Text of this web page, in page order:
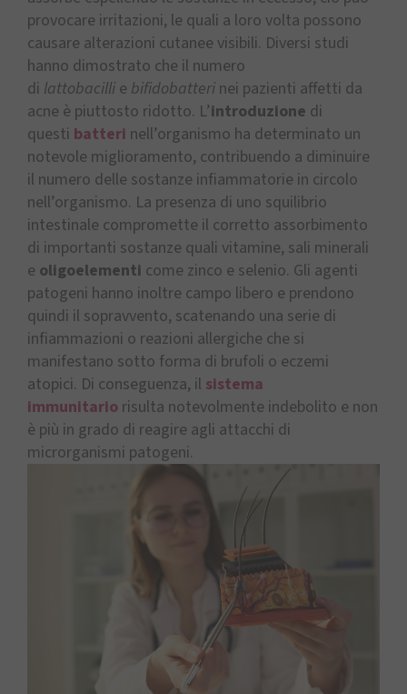
provocare irritazioni, le quali a loro volta possono
causare alterazioni cutanee visibili. Diversi studi
hanno dimostrato che il numero
di lattobacilli e bifidobatteri nei pazienti affetti da
acne è piuttosto ridotto. L’introduzione di
questi batteri nell’organismo ha determinato un
notevole miglioramento, contribuendo a diminuire
il numero delle sostanze infiammatorie in circolo
nell’organismo. La presenza di uno squilibrio
intestinale compromette il corretto assorbimento
di importanti sostanze quali vitamine, sali minerali
e oligoelementi come zinco e selenio. Gli agenti
patogeni hanno inoltre campo libero e prendono
quindi il sopravvento, scatenando una serie di
infiammazioni o reazioni allergiche che si
manifestano sotto forma di brufoli o eczemi
atopici. Di conseguenza, il sistema
immunitario risulta notevolmente indebolito e non
è più in grado di reagire agli attacchi di
microrganismi patogeni.